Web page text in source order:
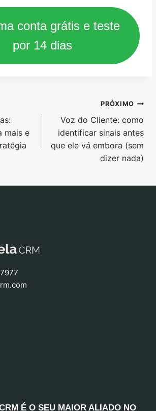
conta grátis e teste
por 14 dias
mais e
PRÓXIMO
Voz do Cliente: como
identificar sinais antes
que ele vá embora (sem
dizer nada)
É O SEU MAIOR ALIADO NO